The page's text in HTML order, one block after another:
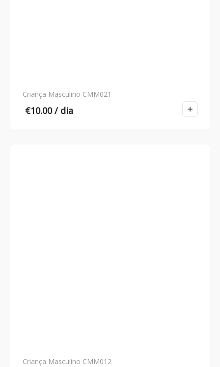
Criança Masculino CMM021
€10.00/ dia
Criança Masculino CMM012